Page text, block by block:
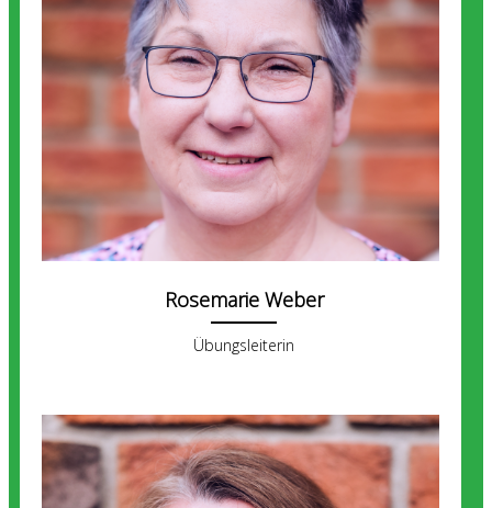
Rosemarie Weber
Übungsleiterin